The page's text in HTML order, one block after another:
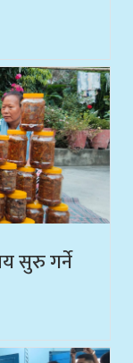
सुरु गर्ने